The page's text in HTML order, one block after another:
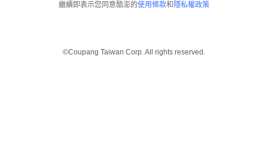
繼續即表示您同意酷澎的使用條款和 隱私權政策
©Coupang Taiwan Corp. All rights reserved.